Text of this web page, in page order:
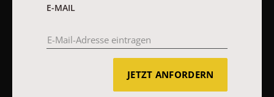
Vertrag widerrufen Abo online kündigen
E-MAIL
JETZT ANFORDERN